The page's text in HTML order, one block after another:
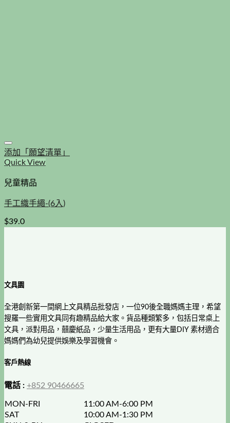
添加「願望清單」
Quick View
兒童精品
手工織手繩-(6入)
$39.0
文具園
全港創新第一間網上文具精品批發店，一位90後全職媽媽主理，希望
搜羅一些實用文具同有趣精品給大家。貨品種類繁多，包括日常桌上
文具，派對用品，囍慶紙品，少量生活用品，更有大量DIY 素材適合
媽媽們為幼兒提供娛樂及學習機會。
客戶熱線
電話 : +852 90466665
MON-FRI
11:00 AM-6:00 PM
SAT
10:00 AM-1:30 PM